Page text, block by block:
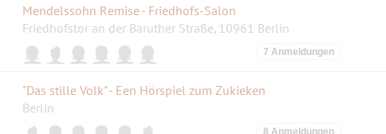
Mendelssohn Remise - Friedhofs-Salon
Friedhofstor an der Baruther Straße, 10961 Berlin
7 Anmeldungen
"Das stille Volk" - Een Hörspiel zum Zukieken
Berlin
8 Anmeldungen